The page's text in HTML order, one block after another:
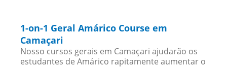
1-on-1 Geral Amárico Course em
Camaçari
Nosso cursos gerais em Camaçari ajudarão os
estudantes de Amárico rapitamente aumentar o